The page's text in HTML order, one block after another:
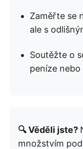
Zaměřte se
ale s
Soutěžte o
peníze
🔍 Věděli jste?
množstvím